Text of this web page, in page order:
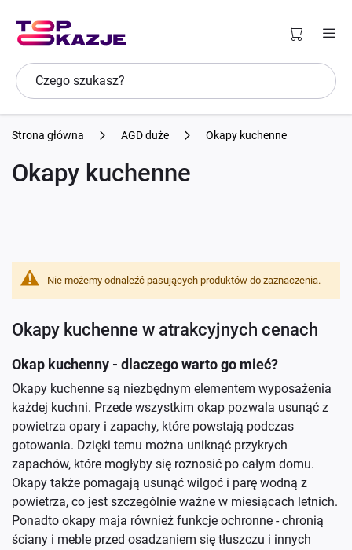
Strona główna AGD duże Okapy kuchenne
Okapy kuchenne
Nie możemy odnaleźć pasujących produktów do zaznaczenia.
Okapy kuchenne w atrakcyjnych cenach
Okap kuchenny - dlaczego warto go mieć?
Okapy kuchenne są niezbędnym elementem wyposażenia
każdej kuchni. Przede wszystkim okap pozwala usunąć z
powietrza opary i zapachy, które powstają podczas
gotowania. Dzięki temu można uniknąć przykrych
zapachów, które mogłyby się roznosić po całym domu.
Okapy także pomagają usunąć wilgoć i parę wodną z
powietrza, co jest szczególnie ważne w miesiącach letnich.
Ponadto okapy maja również funkcje ochronne - chronią
ściany i meble przed osadzaniem się tłuszczu i innych